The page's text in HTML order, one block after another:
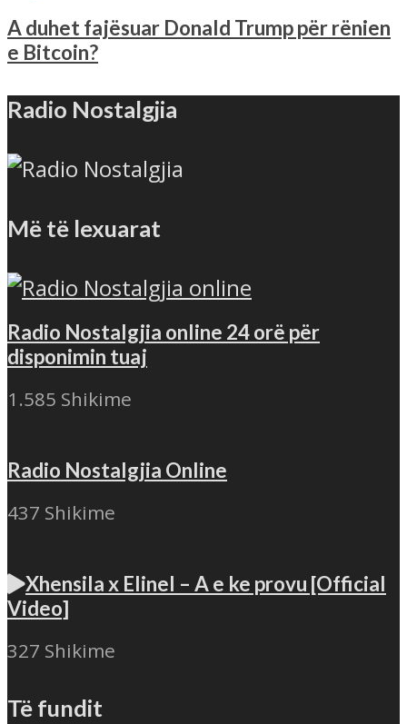
A duhet fajësuar Donald Trump për rënien
e Bitcoin?
Radio Nostalgjia
Më të lexuarat
Radio Nostalgjia online 24 orë për
disponimin tuaj
1.585 Shikime
Radio Nostalgjia Online
437 Shikime
Xhensila x Elinel – A e ke provu [Official
Video]
327 Shikime
Të fundit